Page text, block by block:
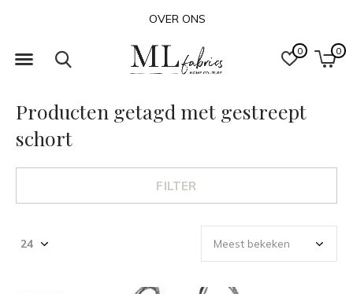
0 0
OVER ONS
Producten getagd met gestreept
schort
FILTER